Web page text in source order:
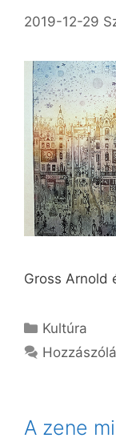
2019-12-29
Gross Arnold
Kategória
Kultúra
A zene